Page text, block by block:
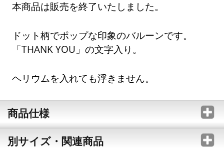
本商品は販売を終了いたしました。
ドット柄でポップな印象のバルーンです。
「THANK YOU」の文字入り。
ヘリウムを入れても浮きません。
商品仕様
別サイズ・関連商品